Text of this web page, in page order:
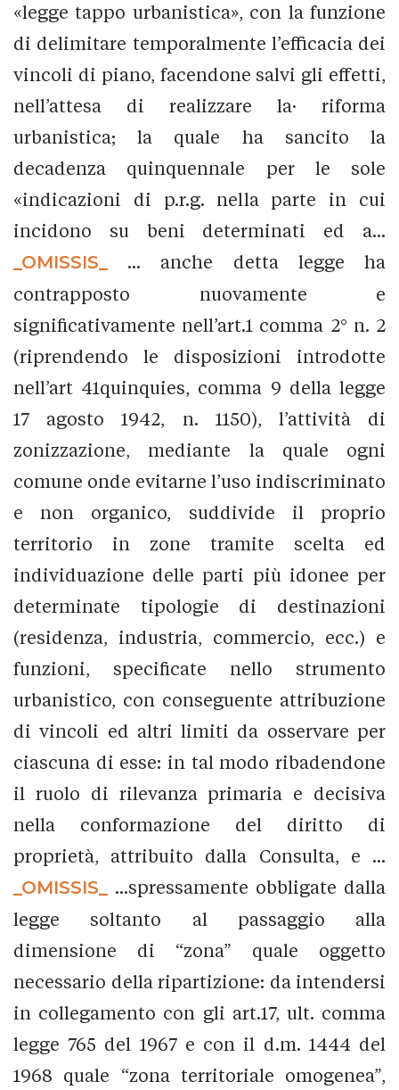
«legge tappo urbanistica», con la funzione
di delimitare temporalmente l’efficacia dei
vincoli di piano, facendone salvi gli effetti,
nell’attesa di realizzare la· riforma
urbanistica; la quale ha sancito la
decadenza quinquennale per le sole
«indicazioni di p.r.g. nella parte in cui
incidono su beni determinati ed a...
_OMISSIS_
... anche detta legge ha
contrapposto nuovamente e
significativamente nell’art.1 comma 2° n. 2
(riprendendo le disposizioni introdotte
nell’art 41quinquies, comma 9 della legge
17 agosto 1942, n. 1150), l’attività di
zonizzazione, mediante la quale ogni
comune onde evitarne l’uso indiscriminato
e non organico, suddivide il proprio
territorio in zone tramite scelta ed
individuazione delle parti più idonee per
determinate tipologie di destinazioni
(residenza, industria, commercio, ecc.) e
funzioni, specificate nello strumento
urbanistico, con conseguente attribuzione
di vincoli ed altri limiti da osservare per
ciascuna di esse: in tal modo ribadendone
il ruolo di rilevanza primaria e decisiva
nella conformazione del diritto di
proprietà, attribuito dalla Consulta, e ...
_OMISSIS_
...spressamente obbligate dalla
legge soltanto al passaggio alla
dimensione di “zona” quale oggetto
necessario della ripartizione: da intendersi
in collegamento con gli art.17, ult. comma
legge 765 del 1967 e con il d.m. 1444 del
1968 quale “zona territoriale omogenea”,